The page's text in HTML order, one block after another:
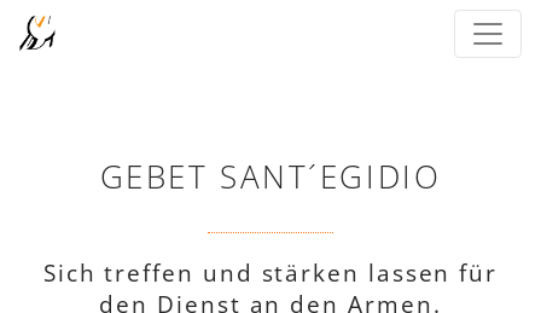
GEBET SANT´EGIDIO
Sich treffen und stärken lassen für
den Dienst an den Armen.